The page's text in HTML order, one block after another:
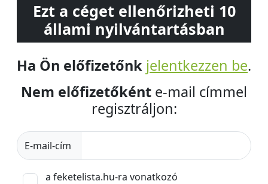
Ezt a céget ellenőrizheti 10
állami nyilvántartásban
Ha Ön előfizetőnk jelentkezzen be.
Nem előfizetőként e-mail címmel
regisztráljon:
E-mail-cím
a feketelista.hu-ra vonatkozó